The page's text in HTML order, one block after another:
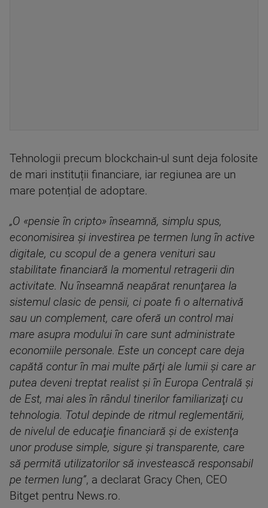
Tehnologii precum blockchain-ul sunt deja folosite
de mari instituții financiare, iar regiunea are un
mare potențial de adoptare.
„O «pensie în cripto» înseamnă, simplu spus,
economisirea şi investirea pe termen lung în active
digitale, cu scopul de a genera venituri sau
stabilitate financiară la momentul retragerii din
activitate. Nu înseamnă neapărat renunţarea la
sistemul clasic de pensii, ci poate fi o alternativă
sau un complement, care oferă un control mai
mare asupra modului în care sunt administrate
economiile personale. Este un concept care deja
capătă contur în mai multe părţi ale lumii şi care ar
putea deveni treptat realist şi în Europa Centrală şi
de Est, mai ales în rândul tinerilor familiarizaţi cu
tehnologia. Totul depinde de ritmul reglementării,
de nivelul de educaţie financiară şi de existenţa
unor produse simple, sigure şi transparente, care
să permită utilizatorilor să investească responsabil
pe termen lung”, a declarat Gracy Chen, CEO
Bitget pentru News.ro.